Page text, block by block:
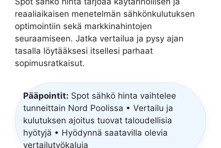
reaaliaikaisen menetelmän sähkönkulutuksen
optimointiin sekä markkinahintojen
seuraamiseen. Jatka vertailua ja pysy ajan
tasalla löytääksesi itsellesi parhaat
sopimusratkaisut.
Pääpointit: Spot sähkö hinta vaihtelee
tunneittain Nord Poolissa • Vertailu ja
kulutuksen ajoitus tuovat taloudellisia
hyötyjä • Hyödynnä saatavilla olevia
vertailutyökaluja